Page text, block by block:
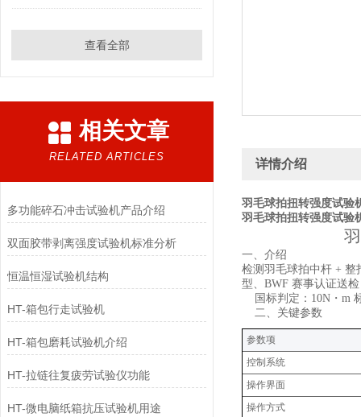
查看全部
相关文章
RELATED ARTICLES
多功能碎石冲击试验机产品介绍
双面胶带剥离强度试验机标准分析
恒温恒湿试验机结构
HT-箱包行走试验机
HT-箱包磨耗试验机介绍
HT-拉链往复疲劳试验仪功能
HT-微电脑纸箱抗压试验机用途
详情介绍
羽毛球拍扭转强度试验
羽毛球拍扭转强度试验
‌一、介绍
检测羽毛球拍中杆 + 整
型、BWF 赛事认证送
国标判定：10N・m
‌二、关键参数
‌参数项‌
控制系统
操作界面
操作方式